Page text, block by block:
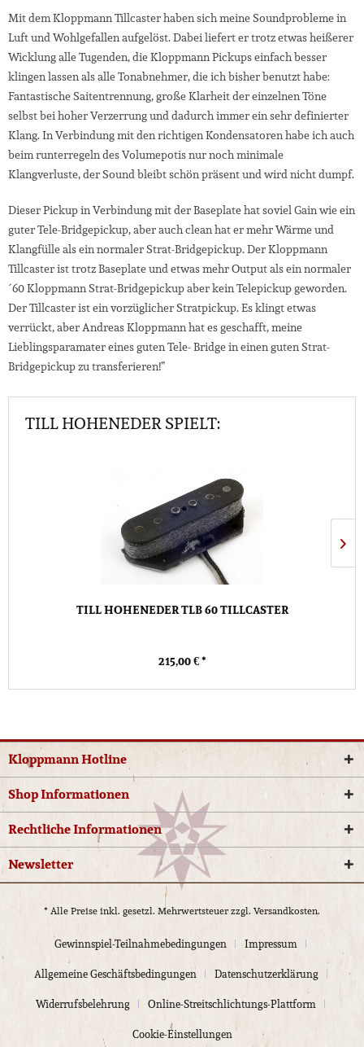
Mit dem Kloppmann Tillcaster haben sich meine Soundprobleme in
Luft und Wohlgefallen aufgelöst. Dabei liefert er trotz etwas heißerer
Wicklung alle Tugenden, die Kloppmann Pickups einfach besser
klingen lassen als alle Tonabnehmer, die ich bisher benutzt habe:
Fantastische Saitentrennung, große Klarheit der einzelnen Töne
selbst bei hoher Verzerrung und dadurch immer ein sehr definierter
Klang. In Verbindung mit den richtigen Kondensatoren habe ich auch
beim runterregeln des Volumepotis nur noch minimale
Klangverluste, der Sound bleibt schön präsent und wird nicht dumpf.
Dieser Pickup in Verbindung mit der Baseplate hat soviel Gain wie ein
guter Tele-Bridgepickup, aber auch clean hat er mehr Wärme und
Klangfülle als ein normaler Strat-Bridgepickup. Der Kloppmann
Tillcaster ist trotz Baseplate und etwas mehr Output als ein normaler
´60 Kloppmann Strat-Bridgepickup aber kein Telepickup geworden.
Der Tillcaster ist ein vorzüglicher Stratpickup. Es klingt etwas
verrückt, aber Andreas Kloppmann hat es geschafft, meine
Lieblingsparamater eines guten Tele- Bridge in einen guten Strat-
Bridgepickup zu transferieren!”
TILL HOHENEDER SPIELT:
TILL HOHENEDER TLB 60 TILLCASTER
215,00 € *
Kloppmann Hotline
Shop Informationen
Rechtliche Informationen
Newsletter
* Alle Preise inkl. gesetzl. Mehrwertsteuer zzgl. Versandkosten.
Gewinnspiel-Teilnahmebedingungen
Impressum
Allgemeine Geschäftsbedingungen
Datenschutzerklärung
Widerrufsbelehrung
Online-Streitschlichtungs-Plattform
Cookie-Einstellungen